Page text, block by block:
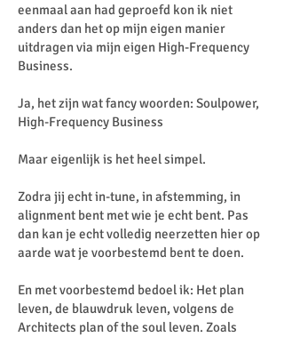
eenmaal aan had geproefd kon ik niet
anders dan het op mijn eigen manier
uitdragen via mijn eigen High-Frequency
Business.
Ja, het zijn wat fancy woorden: Soulpower,
High-Frequency Business
Maar eigenlijk is het heel simpel.
Zodra jij echt in-tune, in afstemming, in
alignment bent met wie je echt bent. Pas
dan kan je echt volledig neerzetten hier op
aarde wat je voorbestemd bent te doen.
En met voorbestemd bedoel ik: Het plan
leven, de blauwdruk leven, volgens de
Architects plan of the soul leven. Zoals